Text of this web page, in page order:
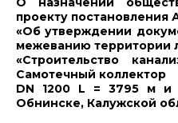
проекту
«Об утверждении
межеванию территории
«Строительство
Самотечный коллектор
DN 1200 L = 3795 м
Обнинске, Калужской